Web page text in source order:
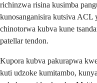
richinzwa risina kusimba
kunosanganisira kutsiva ACL
chinotorwa kubva kune
patellar tendon.
Kupora kubva pakurapwa
kuti udzoke kumitambo,